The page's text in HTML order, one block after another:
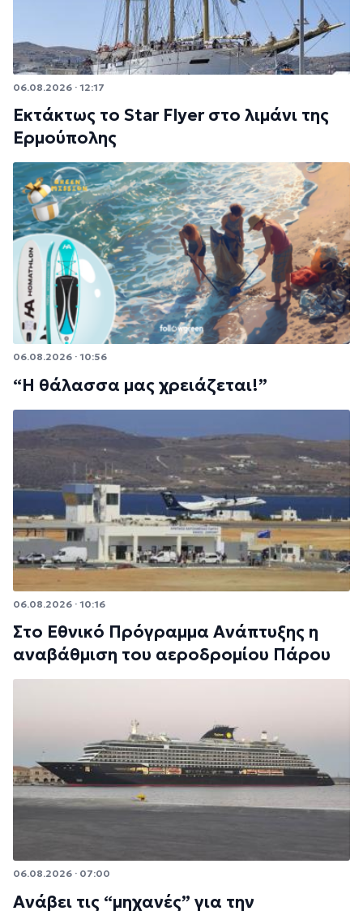
06.08.2026 · 12:17
Εκτάκτως το Star Flyer στο λιμάνι της
Ερμούπολης
06.08.2026 · 10:56
“Η θάλασσα μας χρειάζεται!”
06.08.2026 · 10:16
Στο Εθνικό Πρόγραμμα Ανάπτυξης η
αναβάθμιση του αεροδρομίου Πάρου
06.08.2026 · 07:00
Ανάβει τις “μηχανές” για την